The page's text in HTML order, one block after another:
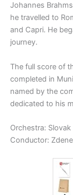
Johannes
he travelled to
and Capri. He
journey.
The full score of
completed in
named by the
dedicated to his
Orchestra:
Conductor: